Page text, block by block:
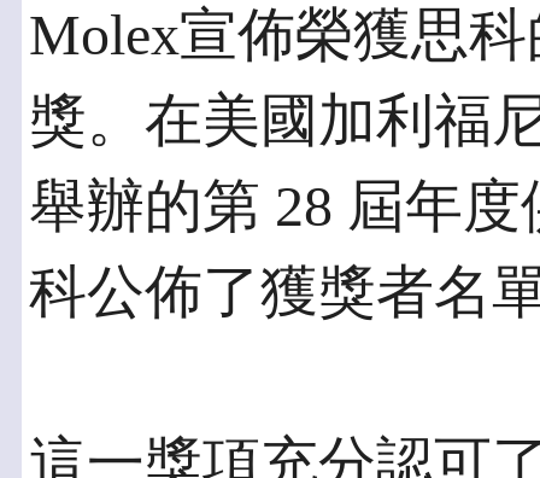
Molex宣佈榮獲思
獎。在美國加利福
舉辦的第 28 屆年
科公佈了獲獎者名
這一獎項充分認可